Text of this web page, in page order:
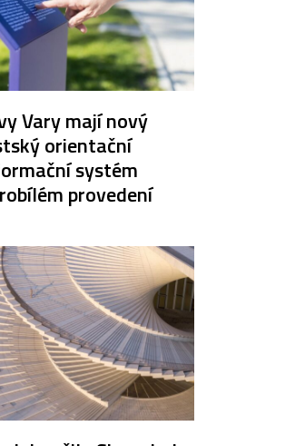
Vary mají nový
orientační
systém
provedení